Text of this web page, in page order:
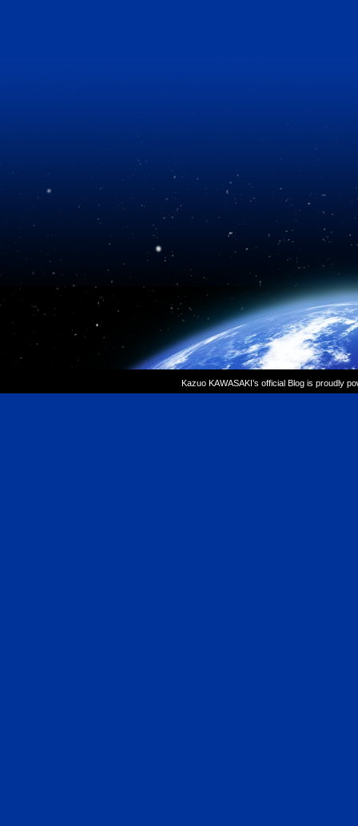
Kazuo KAWASAKI’s official Blog is proudly